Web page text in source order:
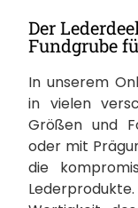
Der
Fundgrube
In unserem
in vielen
Größen und
oder mit
die